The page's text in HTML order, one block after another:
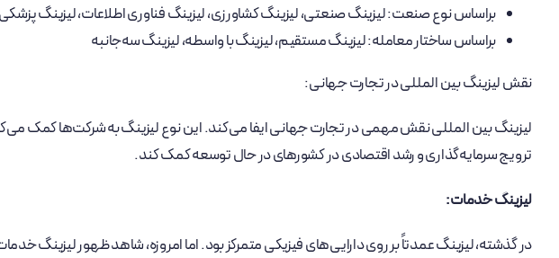
براساس نوع صنعت: لیزینگ صنعتی، لیزینگ کشاورزی، لیزینگ فناوری اطلاعات، لیزینگ پزشکی
براساس ساختار معامله: لیزینگ مستقیم، لیزینگ با واسطه، لیزینگ سه‌جانبه
نقش لیزینگ بین المللی در تجارت جهانی:
لیزینگ بین المللی نقش مهمی در تجارت جهانی ایفا می‌کند. این نوع لیزینگ به شرکت‌ها کمک می‌کند
ترویج سرمایه‌گذاری و رشد اقتصادی در کشورهای در حال توسعه کمک کند.
لیزینگ خدمات:
در گذشته، لیزینگ عمدتاً بر روی دارایی‌های فیزیکی متمرکز بود. اما امروزه، شاهد ظهور